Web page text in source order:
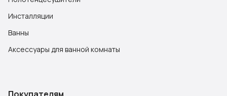
Инсталляции
Ванны
Аксессуары для ванной комнаты